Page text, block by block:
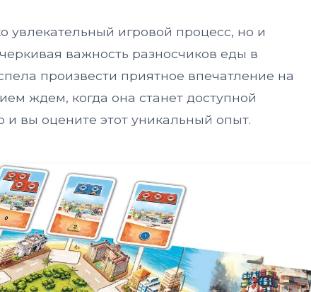
увлекательный игровой процесс, но и
важность разносчиков еды в
произвести приятное впечатление на
ждем, когда она станет доступной
вы оцените этот уникальный опыт.